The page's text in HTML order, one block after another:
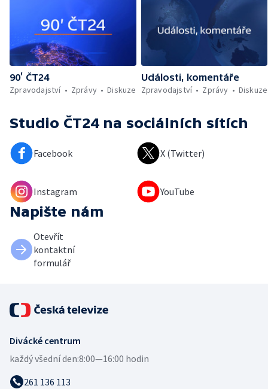
90’ ČT24
Zpravodajství
Zprávy Diskuze
Události, komentáře
Zpravodajství
Zprávy Diskuze
Studio ČT24 na sociálních sítích
Facebook X (Twitter)
Instagram YouTube
Napište nám
Otevřít
kontaktní
formulář
Divácké centrum
každý všední den:8:00—16:00 hodin
261 136 113